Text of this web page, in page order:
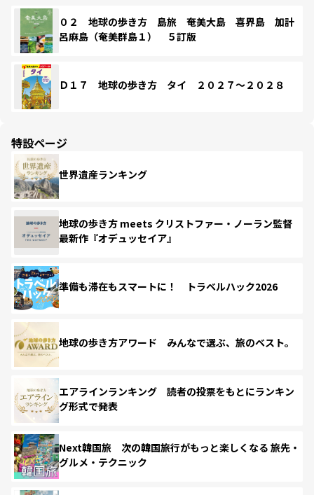
０２ 地球の歩き方 島旅 奄美大島 喜界島 加計
呂麻島（奄美群島１） ５訂版
Ｄ１７ 地球の歩き方 タイ ２０２７～２０２８
特設ページ
世界遺産ランキング
地球の歩き方 meets クリストファー・ノーラン監督
最新作『オデュッセイア』
準備も滞在もスマートに！ トラベルハック2026
地球の歩き方アワード みんなで選ぶ、旅のベスト。
エアラインランキング 読者の投票をもとにランキン
グ形式で発表
Next韓国旅 次の韓国旅行がもっと楽しくなる 旅先・
グルメ・テクニック